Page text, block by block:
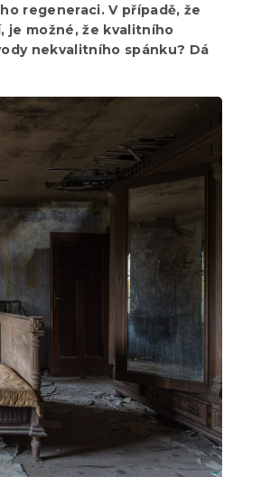
regeneraci. V případě, že
je možné, že kvalitního
nekvalitního spánku? Dá